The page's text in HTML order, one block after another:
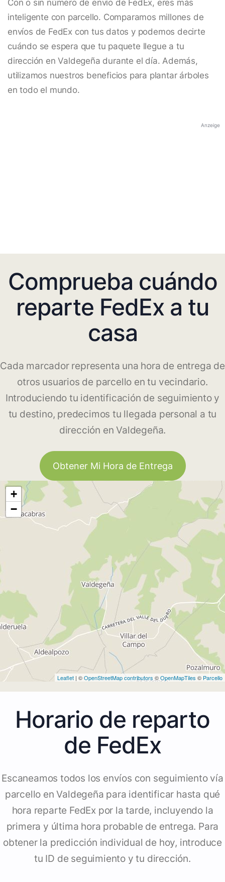
Con o sin número de envío de FedEx, eres más
inteligente con parcello. Comparamos millones de
envíos de FedEx con tus datos y podemos decirte
cuándo se espera que tu paquete llegue a tu
dirección en Valdegeña durante el día. Además,
utilizamos nuestros beneficios para plantar árboles
en todo el mundo.
Anzeige
Comprueba cuándo
reparte FedEx a tu
casa
Cada marcador representa una hora de entrega de
otros usuarios de parcello en tu vecindario.
Introduciendo tu identificación de seguimiento y
tu destino, predecimos tu llegada personal a tu
dirección en Valdegeña.
Obtener Mi Hora de Entrega
+
−
Leaflet | ©OpenStreetMap contributors ©OpenMapTiles © Parcello
Horario de reparto
de FedEx
Escaneamos todos los envíos con seguimiento vía
parcello en Valdegeña para identificar hasta qué
hora reparte FedEx por la tarde, incluyendo la
primera y última hora probable de entrega. Para
obtener la predicción individual de hoy, introduce
tu ID de seguimiento y tu dirección.